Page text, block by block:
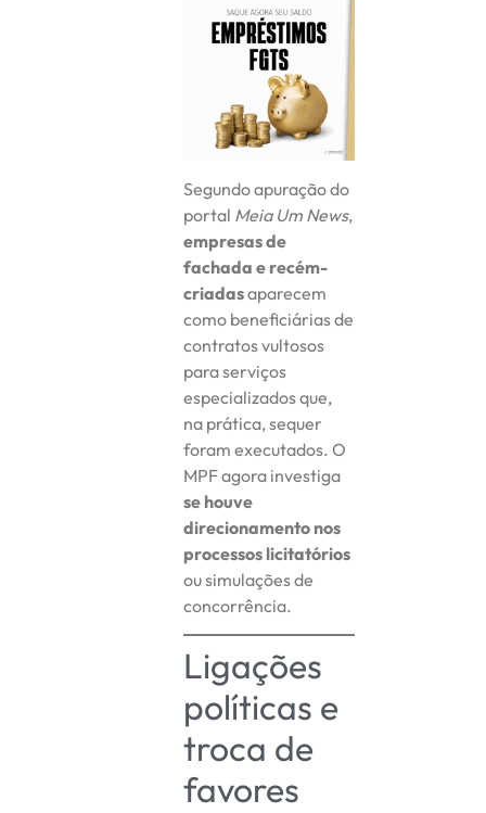
Segundo apuração do
portal Meia Um News,
empresas de
fachada e recém-
criadasaparecem
como beneficiárias de
contratos vultosos
para serviços
especializados que,
na prática, sequer
foram executados. O
MPF agora investiga
se houve
direcionamento nos
processos licitatórios
ou simulações de
concorrência.
Ligações
políticas e
troca de
favores